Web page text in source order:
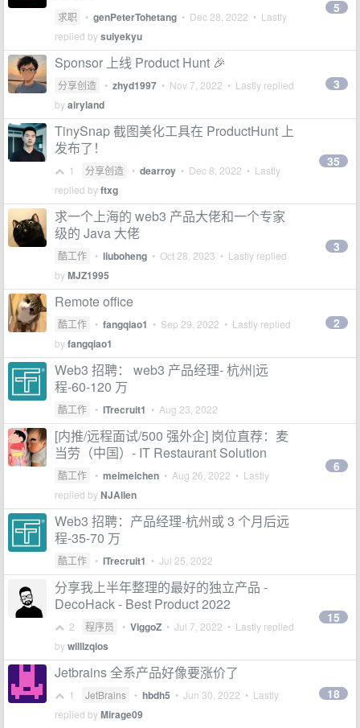
求职 • genPeterTohetang • Dec 28, 2022 • Lastly
replied bysuiyekyu
5
Sponsor 上线 Product Hunt 🎉
分享创造 • zhyd1997 • Nov 7, 2022 • Lastly replied
byairyland
3
TinySnap 截图美化工具在 ProductHunt 上
发布了！
1 分享创造 • dearroy • Dec 8, 2022 • Lastly
replied byftxg
35
求一个上海的 web3 产品大佬和一个专家
级的 Java 大佬
酷工作 • liuboheng • Oct 28, 2023 • Lastly replied
byMJZ1995
3
Remote office
酷工作 • fangqiao1 • Sep 29, 2022 • Lastly replied
byfangqiao1
2
Web3 招聘： web3 产品经理- 杭州|远
程-60-120 万
酷工作 • ITrecruit1 • Aug 23, 2022
[内推/远程面试/500 强外企] 岗位直荐：麦
当劳（中国）- IT Restaurant Solution
酷工作 • meimeichen • Aug 26, 2022 • Lastly
replied byNJAllen
6
Web3 招聘：产品经理-杭州或 3 个月后远
程-35-70 万
酷工作 • ITrecruit1 • Jul 25, 2022
分享我上半年整理的最好的独立产品 -
DecoHack - Best Product 2022
2 程序员 • ViggoZ • Jul 7, 2022 • Lastly replied
bywilllzqios
15
Jetbrains 全系产品好像要涨价了
1 JetBrains • hbdh5 • Jun 30, 2022 • Lastly
replied byMirage09
18